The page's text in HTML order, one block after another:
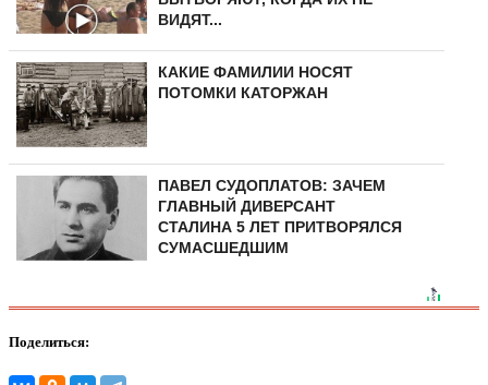
ВИДЯТ...
КАКИЕ ФАМИЛИИ НОСЯТ
ПОТОМКИ КАТОРЖАН
ПАВЕЛ СУДОПЛАТОВ: ЗАЧЕМ
ГЛАВНЫЙ ДИВЕРСАНТ
СТАЛИНА 5 ЛЕТ ПРИТВОРЯЛСЯ
СУМАСШЕДШИМ
Поделиться: